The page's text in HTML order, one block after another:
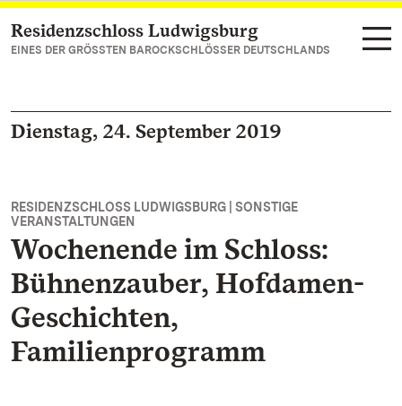
Zum Hauptinhalt springen
Residenzschloss Ludwigsburg
EINES DER GRÖSSTEN BAROCKSCHLÖSSER DEUTSCHLANDS
Dienstag, 24. September 2019
RESIDENZSCHLOSS LUDWIGSBURG | SONSTIGE
VERANSTALTUNGEN
Wochenende im Schloss:
Bühnenzauber, Hofdamen-
Geschichten,
Familienprogramm